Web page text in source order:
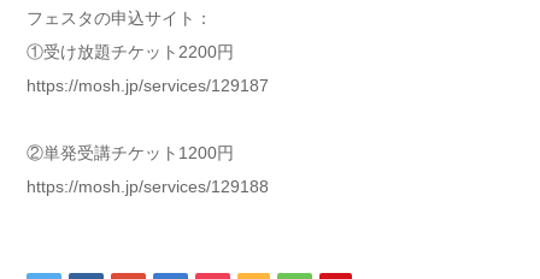
フェスタの申込サイト：
①受け放題チケット2200円
https://mosh.jp/services/129187
②単発受講チケット1200円
https://mosh.jp/services/129188